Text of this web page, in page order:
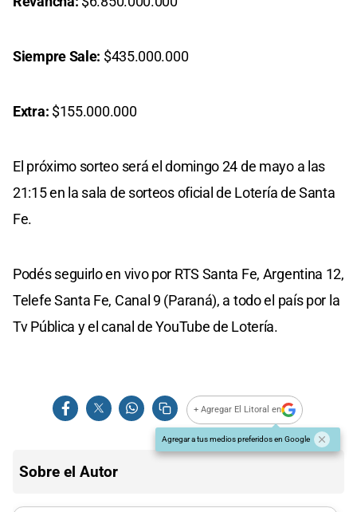
Siempre Sale: $435.000.000
Extra: $155.000.000
El próximo sorteo será el domingo 24 de mayo a las
21:15 en la sala de sorteos oficial de Lotería de Santa
Fe.
Podés seguirlo en vivo por RTS Santa Fe, Argentina 12,
Telefe Santa Fe, Canal 9 (Paraná), a todo el país por la
Tv Pública y el canal de YouTube de Lotería.
+ Agregar El Litoral en
Agregar a tus medios preferidos en Google
Sobre el Autor